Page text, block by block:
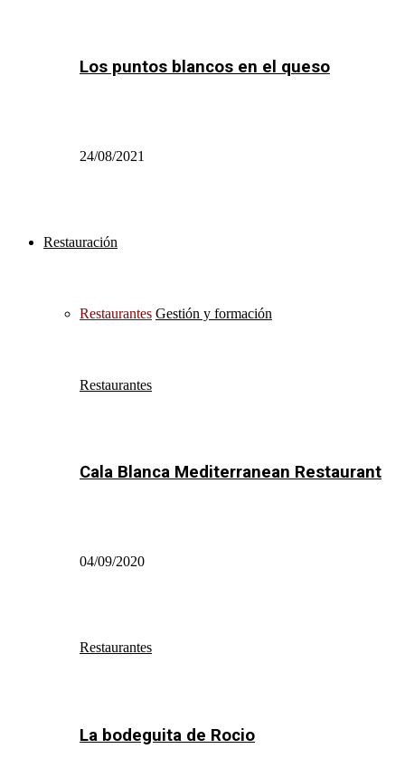
Los puntos blancos en el queso
24/08/2021
Restauración
Restaurantes Gestión y formación
Restaurantes
Cala Blanca Mediterranean Restaurant
04/09/2020
Restaurantes
La bodeguita de Rocio